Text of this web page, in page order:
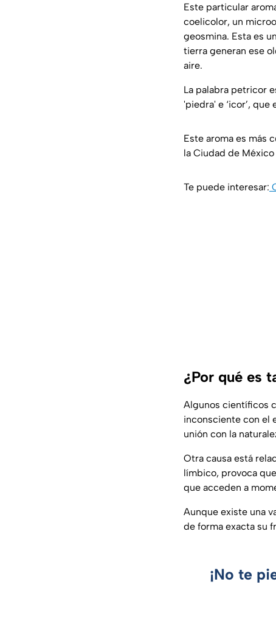
Este particular
coelicolor, un
geosmina. Esta es
tierra generan ese
aire.
La palabra petricor
'piedra' e ‘icor’, que
Este aroma es más
la Ciudad de
Te puede interesar:
¿Por qué es
Algunos científicos
inconsciente con el
unión con la
Otra causa está
límbico, provoca
que acceden a
Aunque existe una
de forma exacta su
¡No te